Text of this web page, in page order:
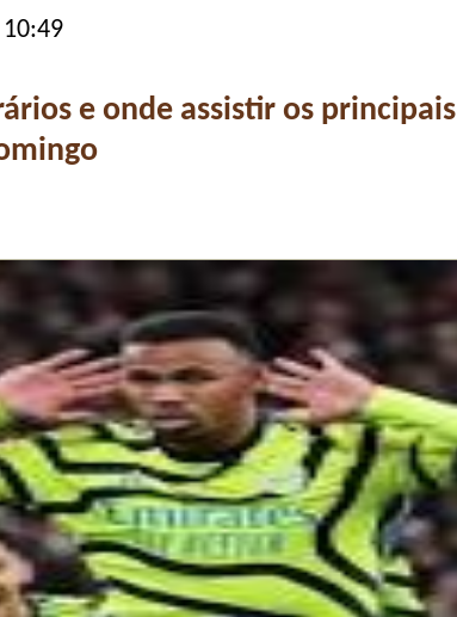
e onde assistir os principais